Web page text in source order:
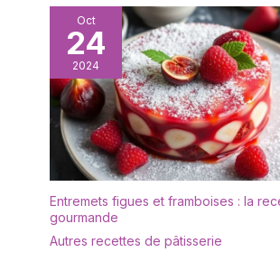
à votre
le suspendre
où. Après
suffit
rincer la sonde
vos plats
BPA, vous
manger vos
toute sécurité
famille ou vos
DE CADEAU ET
ENCORE – Le
d’assiettes
grâce à son
classique et
vous donnera
importants
Oct
24
2024
Entremets figues et framboises : la
gourmande
Autres recettes de pâtisserie